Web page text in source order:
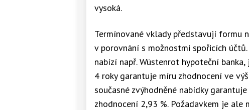
vysoká.
Termínované vklady představují formu
v porovnání s možnostmi spořicích
nabízí např. Wüstenrot hypoteční
4 roky garantuje míru zhodnocení ve
současné zvýhodněné nabídky
zhodnocení 2,93 %. Požadavkem je